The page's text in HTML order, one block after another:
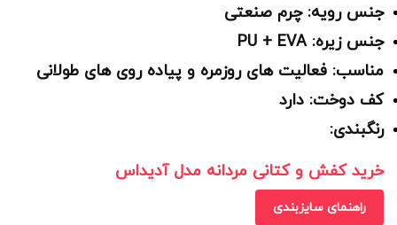
جنس رویه: چرم صنعتی
جنس زیره: PU + EVA
مناسب: فعالیت های روزمره و پیاده روی های طولانی
کف دوخت: دارد
رنگبندی:
خرید کفش و کتانی مردانه مدل آدیداس
راهنمای سایزبندی